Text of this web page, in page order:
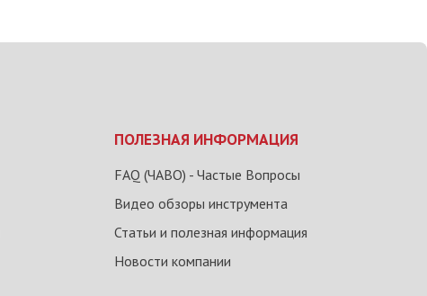
ПОЛЕЗНАЯ ИНФОРМАЦИЯ
FAQ (ЧАВО) - Частые Вопросы
Видео обзоры инструмента
Статьи и полезная информация
Новости компании